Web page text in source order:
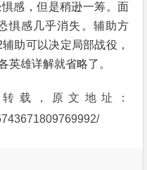
感，但是稍逊一筹。面
惧感几乎消失。辅助方
助可以决定局部战役，
英雄详解就省略了。
载，原文地址：